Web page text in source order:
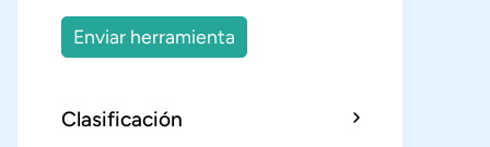
Enviar herramienta
Clasificación